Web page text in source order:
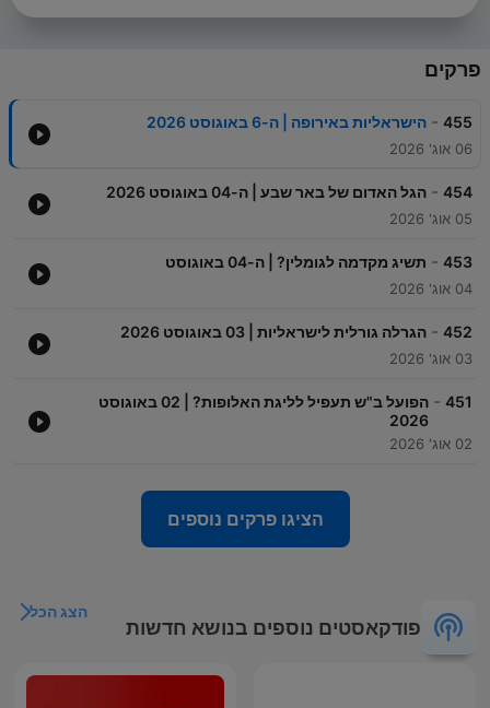
פרקים
455
- הישראליות באירופה | ה-6 באוגוסט 2026
06 אוג' 2026
454
- הגל האדום של באר שבע | ה-04 באוגוסט 2026
05 אוג' 2026
453
- תשיג מקדמה לגומלין? | ה-04 באוגוסט
04 אוג' 2026
452
- הגרלה גורלית לישראליות | 03 באוגוסט 2026
03 אוג' 2026
451
-
הפועל ב"ש תעפיל לליגת האלופות? | 02 באוגוסט
2026
02 אוג' 2026
הציגו פרקים נוספים
פודקאסטים נוספים בנושא חדשות
הצג הכל